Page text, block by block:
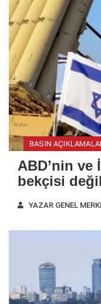
BASIN
ABD’nin ve
bekçisi
YAZAR GENEL